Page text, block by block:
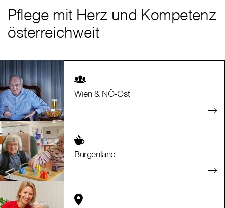
Pflege mit Herz und Kompetenz
österreichweit
Wien & NÖ-Ost
Burgenland